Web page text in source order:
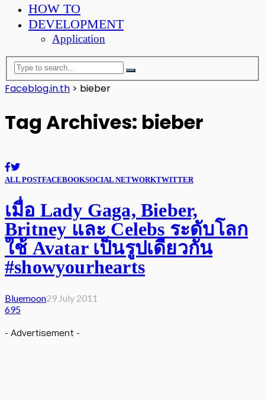
HOW TO
DEVELOPMENT
Application
Faceblog.in.th > bieber
Tag Archives: bieber
ALL POSTFACEBOOKSOCIAL NETWORKTWITTER
เมื่อ Lady Gaga, Bieber,
Britney และ Celebs ระดับโลก
ใช้ Avatar เป็นรูปเดียวกัน
#showyourhearts
Bluemoon29 July 2011
695
- Advertisement -